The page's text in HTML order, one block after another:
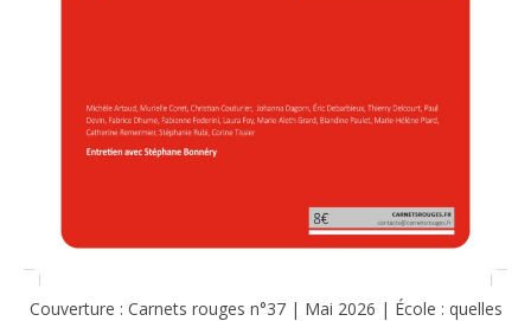
Couverture : Carnets rouges n°37 | Mai 2026 | École : quelles